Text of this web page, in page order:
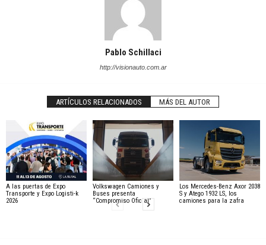
Pablo Schillaci
http://visionauto.com.ar
ARTÍCULOS RELACIONADOS MÁS DEL AUTOR
A las puertas de Expo
Transporte y Expo Logisti-k
2026
Volkswagen Camiones y
Buses presenta
“Compromiso Oficial”
Los Mercedes-Benz Axor 2038
S y Atego 1932 LS, los
camiones para la zafra